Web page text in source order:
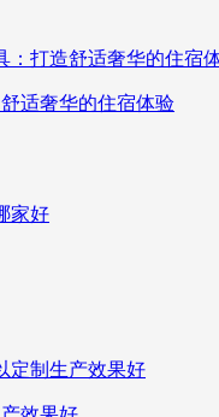
适奢华的住宿体验